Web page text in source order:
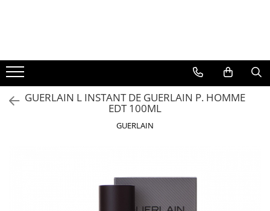
BERE
CAFEA
DEODORANTE
PARFUMURI
GUERLAIN L INSTANT DE GUERLAIN P. HOMME
EDT 100ML
GUERLAIN